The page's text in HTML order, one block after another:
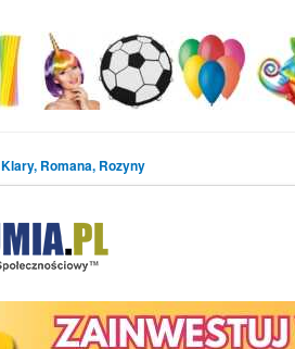
Klary, Romana, Rozyny